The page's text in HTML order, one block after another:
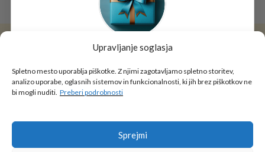
Upravljanje soglasja
Spletno mesto uporablja piškotke. Z njimi zagotavljamo spletno storitev,
analizo uporabe, oglasnih sistemov in funkcionalnosti, ki jih brez piškotkov ne
bi mogli nuditi. Preberi podrobnosti
Sprejmi
Najboljša spletna trgovina za šolske potrebščine! Ogromna izbira
Tukaj je!
🎁 DARILO
Vpiši podatke za prejem darila